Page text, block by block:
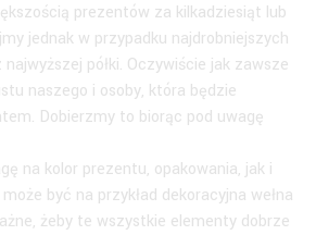
prezentów za kilkadziesiąt lub
jednak w przypadku najdrobniejszych
półki. Oczywiście jak zawsze
naszego i osoby, która będzie
Dobierzmy to biorąc pod uwagę
na kolor prezentu, opakowania, jak i
być na przykład dekoracyjna wełna
żeby te wszystkie elementy dobrze